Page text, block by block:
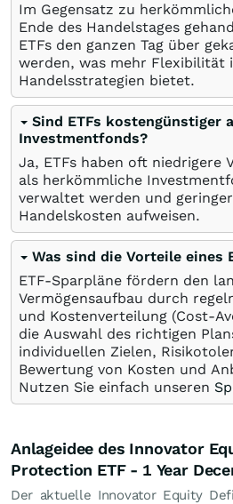
Im Gegensatz zu
Ende des Handelstages
ETFs den ganzen Tag über
werden, was mehr Flexibilität
Handelsstrategien bietet.
Sind ETFs kostengünstiger
Investmentfonds?
Ja, ETFs haben oft niedrigere
als herkömmliche
verwaltet werden und
Handelskosten aufweisen.
Was sind die Vorteile eines
ETF-Sparpläne fördern den
Vermögensaufbau durch
und Kostenverteilung (Cost-
die Auswahl des richtigen
individuellen Zielen,
Bewertung von Kosten und
Nutzen Sie einfach unseren
Anlageidee des Innovator
Protection ETF - 1 Year
Der aktuelle Innovator Equity